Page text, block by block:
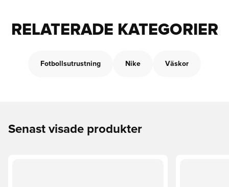
RELATERADE KATEGORIER
Fotbollsutrustning Nike Väskor
Senast visade produkter